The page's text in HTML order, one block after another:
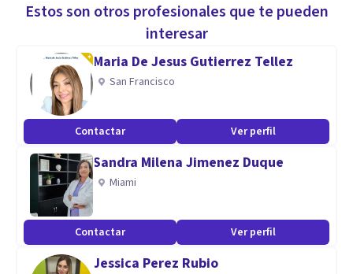
Estos son otros profesionales que te pueden
interesar
Maria De Jesus Gutierrez Tellez
San Francisco
Contactar Ver perfil
Sandra Milena Jimenez Duque
Miami
Contactar Ver perfil
Jessica Perez Rubio